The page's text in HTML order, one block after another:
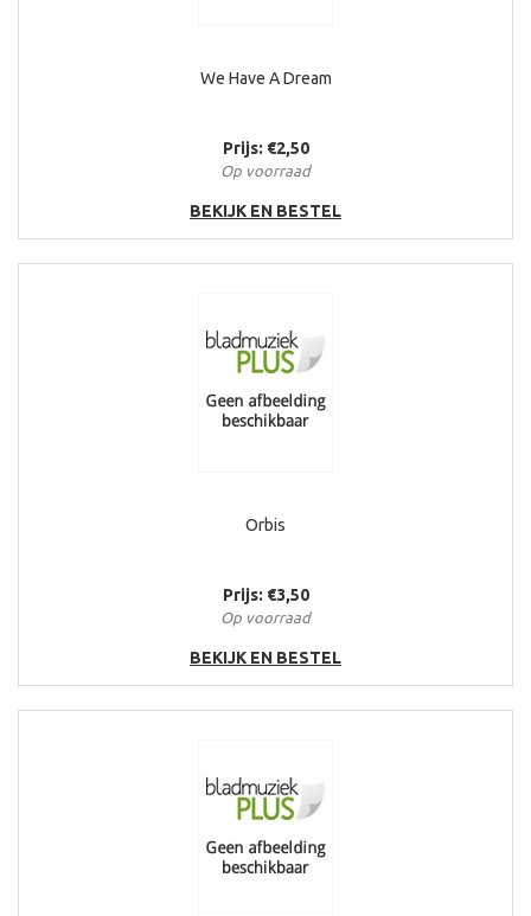
We Have A Dream
Prijs: €2,50
Op voorraad
BEKIJK EN BESTEL
Orbis
Prijs: €3,50
Op voorraad
BEKIJK EN BESTEL